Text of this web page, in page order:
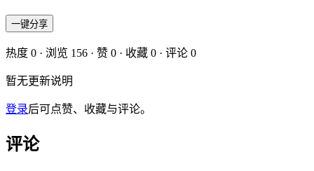
一键分享
热度 0 · 浏览 156 · 赞 0 · 收藏 0 · 评论 0
暂无更新说明
登录后可点赞、收藏与评论。
评论